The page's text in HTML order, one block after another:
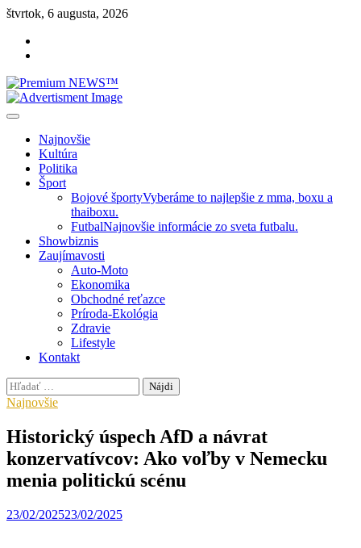
Skip
content
štvrtok, 6 augusta, 2026
Najnovšie
Kultúra
Politika
Šport
Bojové športyVyberáme to najlepšie z mma, boxu a
thaiboxu.
FutbalNajnovšie informácie zo sveta futbalu.
Showbiznis
Zaujímavosti
Auto-Moto
Ekonomika
Obchodné reťazce
Príroda-Ekológia
Zdravie
Lifestyle
Kontakt
Hľadať:
Najnovšie
Historický úspech AfD a návrat
konzervatívcov: Ako voľby v Nemecku
menia politickú scénu
23/02/202523/02/2025